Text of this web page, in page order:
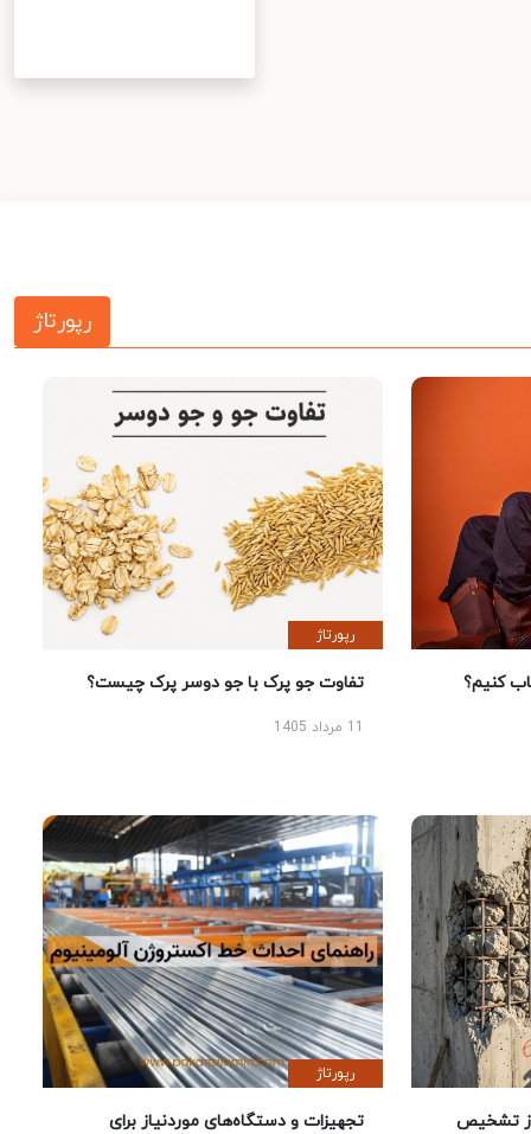
رپورتاژ
کنیم؟
رپورتاژ
تفاوت جو پرک با جو دوسر پرک چیست؟
تشخیص
رپورتاژ
تجهیزات و دستگاه‌های موردنیاز برای